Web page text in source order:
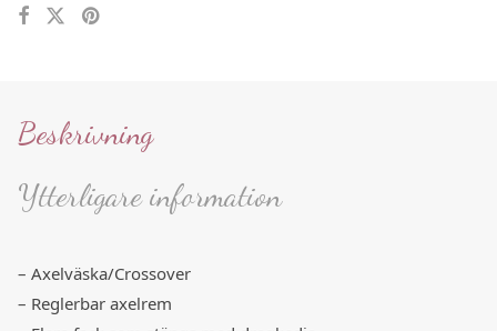
Beskrivning
Ytterligare information
– Axelväska/Crossover
– Reglerbar axelrem